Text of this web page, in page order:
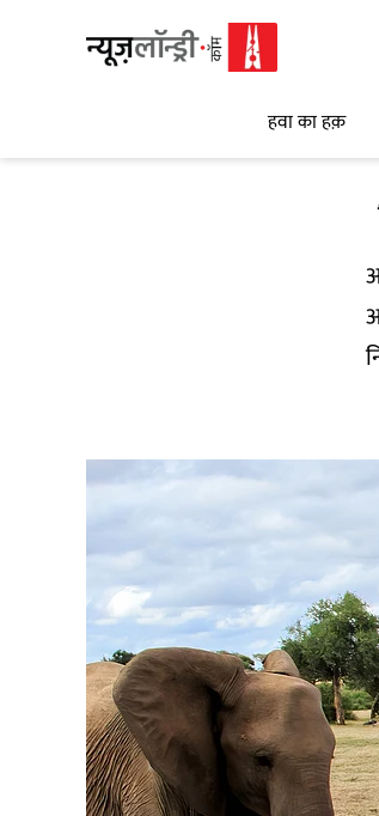
हवा का हक़